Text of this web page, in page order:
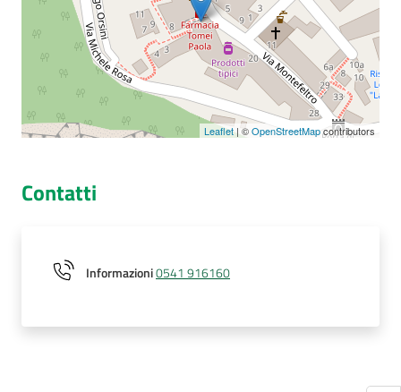
Seguici
Leaflet | ©OpenStreetMapcontributors
Contatti
Informazioni0541 916160